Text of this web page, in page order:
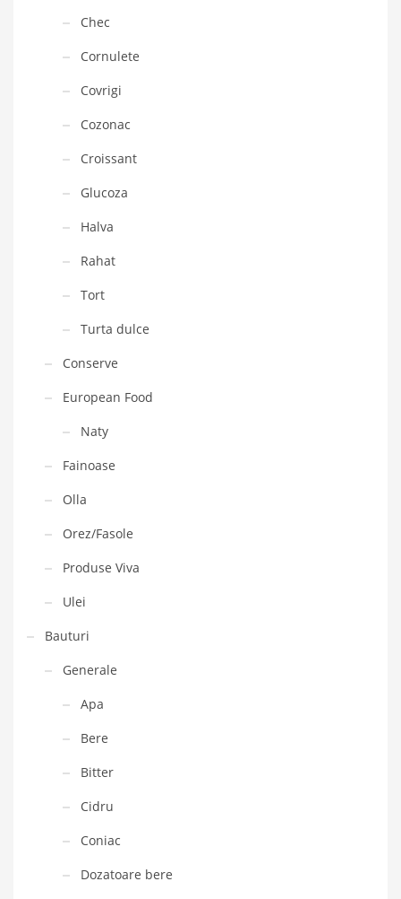
Chec
Cornulete
Covrigi
Cozonac
Croissant
Glucoza
Halva
Rahat
Tort
Turta dulce
Conserve
European Food
Naty
Fainoase
Olla
Orez/Fasole
Produse Viva
Ulei
Bauturi
Generale
Apa
Bere
Bitter
Cidru
Coniac
Dozatoare bere